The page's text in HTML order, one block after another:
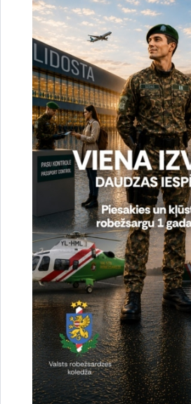
uzlabotu vietnes
pakalpojumus)
Reģistrē unikālu
statistisko datu
apmeklētājs
2 gadi
_gat
Statistikas
uzlabotu vietnes
pakalpojumus)
Izmanto Google
pieprasījuma līmeni.
1 minūte
_gid
Statistikas